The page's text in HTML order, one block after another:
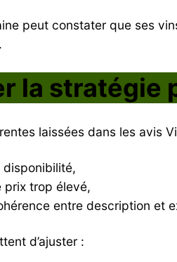
peut constater que ses
la stratégie
laissées dans les avis
prix trop élevé,
entre description et
d’ajuster :